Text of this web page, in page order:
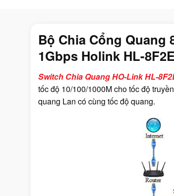
Bộ Chia Cổng Quang
1Gbps Holink HL-
Switch Chia Quang HO-Link HL-
tốc độ 10/100/1000M cho tốc độ
quang Lan có cùng tốc độ quang.